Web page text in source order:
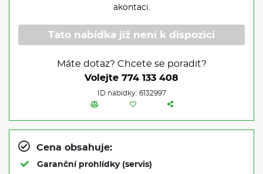
akontaci.
Tato nabídka již není k dispozici
Máte dotaz? Chcete se poradit?
Volejte 774 133 408
ID nabídky: 6132997
Cena obsahuje:
Garanční prohlídky (servis)